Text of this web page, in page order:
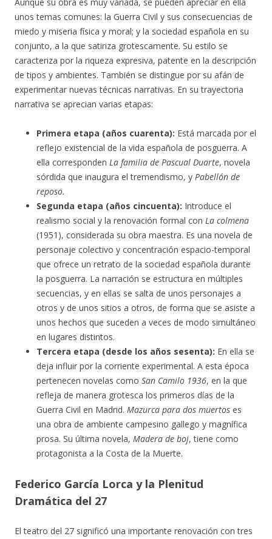
unos temas comunes: la Guerra Civil y sus consecuencias de
miedo y miseria física y moral; y la sociedad española en su
conjunto, a la que satiriza grotescamente. Su estilo se
caracteriza por la riqueza expresiva, patente en la descripción
de tipos y ambientes. También se distingue por su afán de
experimentar nuevas técnicas narrativas. En su trayectoria
narrativa se aprecian varias etapas:
Primera etapa (años cuarenta): Está marcada por el
reflejo existencial de la vida española de posguerra. A
ella corresponden La familia de Pascual Duarte, novela
sórdida que inaugura el tremendismo, y Pabellón de
reposo.
Segunda etapa (años cincuenta): Introduce el
realismo social y la renovación formal con La colmena
(1951), considerada su obra maestra. Es una novela de
personaje colectivo y concentración espacio-temporal
que ofrece un retrato de la sociedad española durante
la posguerra. La narración se estructura en múltiples
secuencias, y en ellas se salta de unos personajes a
otros y de unos sitios a otros, de forma que se asiste a
unos hechos que suceden a veces de modo simultáneo
en lugares distintos.
Tercera etapa (desde los años sesenta): En ella se
deja influir por la corriente experimental. A esta época
pertenecen novelas como San Camilo 1936, en la que
refleja de manera grotesca los primeros días de la
Guerra Civil en Madrid. Mazurca para dos muertos es
una obra de ambiente campesino gallego y magnífica
prosa. Su última novela, Madera de boj, tiene como
protagonista a la Costa de la Muerte.
Federico García Lorca y la Plenitud
Dramática del 27
El teatro del 27 significó una importante renovación con tres